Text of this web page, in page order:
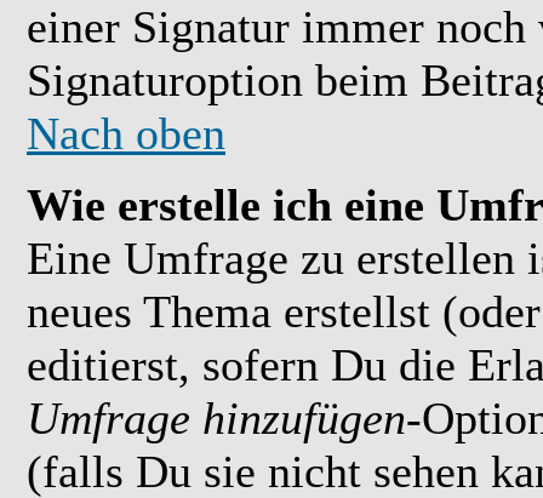
einer Signatur immer
Signaturoption beim
Nach oben
Wie erstelle ich eine
Eine Umfrage zu erstellen
neues Thema erstellst
editierst, sofern Du die
Umfrage hinzufügen-
(falls Du sie nicht sehen